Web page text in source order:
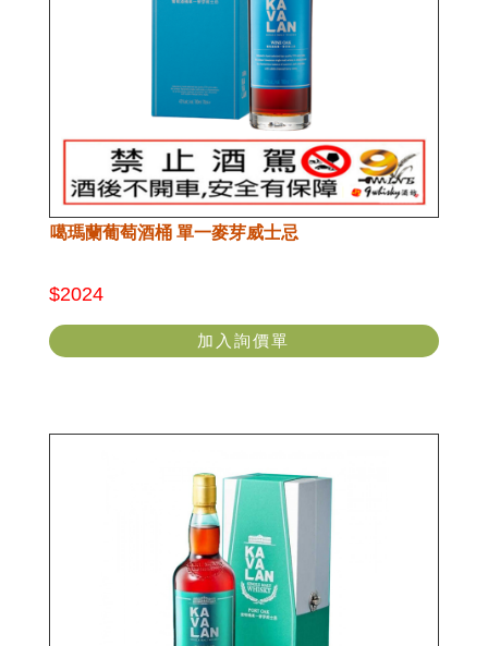
噶瑪蘭葡萄酒桶 單一麥芽威士忌
$2024
加入詢價單